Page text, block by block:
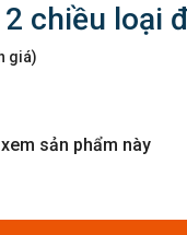
chiều loại
giá)
sản phẩm này